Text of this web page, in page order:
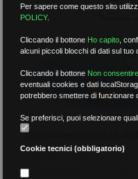
Compravendita dei titoli:
Il Ministro Valditara si sta
ma la questione è ben più
Per sapere come questo sito
POLICY.
Cliccando il bottone Ho capito ,
alcuni piccoli blocchi di dati sul tuo
Cliccando il bottone Non
eventuali cookies e dati
potrebbero smettere di funzionare
Se preferisci, puoi selezionare
Cookie tecnici (obbligatorio)